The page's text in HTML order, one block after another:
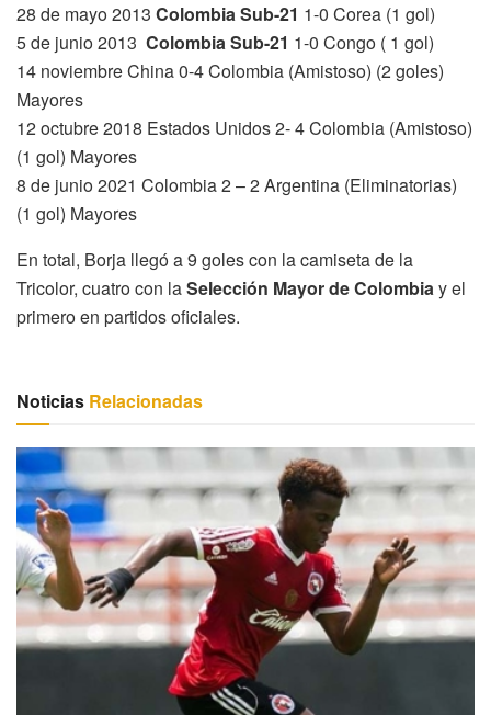
28 de mayo 2013 Colombia Sub-21 1-0 Corea (1 gol)
5 de junio 2013 Colombia Sub-21 1-0 Congo ( 1 gol)
14 noviembre China 0-4 Colombia (Amistoso) (2 goles)
Mayores
12 octubre 2018 Estados Unidos 2- 4 Colombia (Amistoso)
(1 gol) Mayores
8 de junio 2021 Colombia 2 – 2 Argentina (Eliminatorias)
(1 gol) Mayores
En total, Borja llegó a 9 goles con la camiseta de la
Tricolor, cuatro con laSelección Mayor de Colombiay el
primero en partidos oficiales.
Noticias Relacionadas